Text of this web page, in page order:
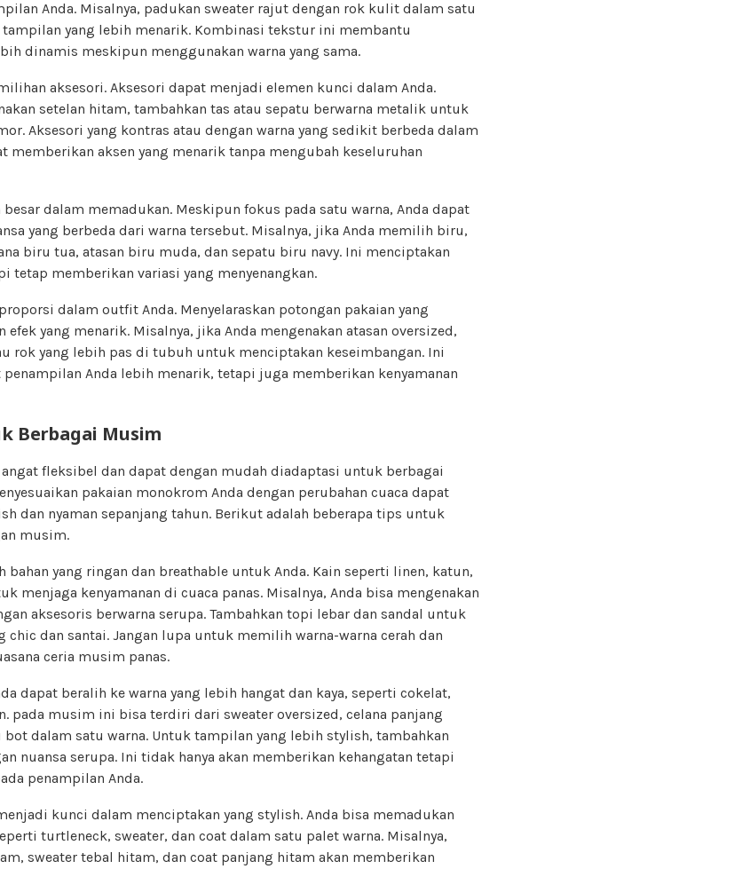
Anda. Misalnya, padukan sweater rajut dengan rok kulit dalam satu
yang lebih menarik. Kombinasi tekstur ini membantu
dinamis meskipun menggunakan warna yang sama.
aksesori. Aksesori dapat menjadi elemen kunci dalam Anda.
setelan hitam, tambahkan tas atau sepatu berwarna metalik untuk
Aksesori yang kontras atau dengan warna yang sedikit berbeda dalam
memberikan aksen yang menarik tanpa mengubah keseluruhan
dalam memadukan. Meskipun fokus pada satu warna, Anda dapat
yang berbeda dari warna tersebut. Misalnya, jika Anda memilih biru,
biru tua, atasan biru muda, dan sepatu biru navy. Ini menciptakan
tetap memberikan variasi yang menyenangkan.
dalam outfit Anda. Menyelaraskan potongan pakaian yang
yang menarik. Misalnya, jika Anda mengenakan atasan oversized,
rok yang lebih pas di tubuh untuk menciptakan keseimbangan. Ini
Anda lebih menarik, tetapi juga memberikan kenyamanan
Berbagai Musim
fleksibel dan dapat dengan mudah diadaptasi untuk berbagai
pakaian monokrom Anda dengan perubahan cuaca dapat
dan nyaman sepanjang tahun. Berikut adalah beberapa tips untuk
musim.
bahan yang ringan dan breathable untuk Anda. Kain seperti linen, katun,
menjaga kenyamanan di cuaca panas. Misalnya, Anda bisa mengenakan
aksesoris berwarna serupa. Tambahkan topi lebar dan sandal untuk
chic dan santai. Jangan lupa untuk memilih warna-warna cerah dan
ceria musim panas.
dapat beralih ke warna yang lebih hangat dan kaya, seperti cokelat,
pada musim ini bisa terdiri dari sweater oversized, celana panjang
bot dalam satu warna. Untuk tampilan yang lebih stylish, tambahkan
nuansa serupa. Ini tidak hanya akan memberikan kehangatan tetapi
penampilan Anda.
kunci dalam menciptakan yang stylish. Anda bisa memadukan
turtleneck, sweater, dan coat dalam satu palet warna. Misalnya,
sweater tebal hitam, dan coat panjang hitam akan memberikan